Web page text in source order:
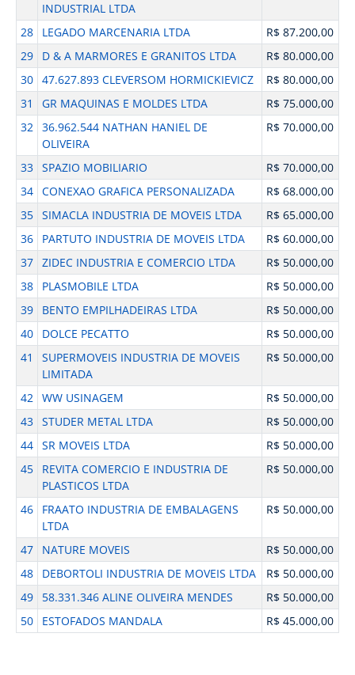
INDUSTRIAL LTDA
28 LEGADO MARCENARIA LTDA
R$ 87.200,00
29
D & A MARMORES E GRANITOS LTDA
R$ 80.000,00
30 47.627.893 CLEVERSOM HORMICKIEVICZ
R$ 80.000,00
31
GR MAQUINAS E MOLDES LTDA
R$ 75.000,00
32 36.962.544 NATHAN HANIEL DE
OLIVEIRA
R$ 70.000,00
33 SPAZIO MOBILIARIO
R$ 70.000,00
34 CONEXAO GRAFICA PERSONALIZADA
R$ 68.000,00
35 SIMACLA INDUSTRIA DE MOVEIS LTDA
R$ 65.000,00
36
PARTUTO INDUSTRIA DE MOVEIS LTDA
R$ 60.000,00
37 ZIDEC INDUSTRIA E COMERCIO LTDA
R$ 50.000,00
38
PLASMOBILE LTDA
R$ 50.000,00
39
BENTO EMPILHADEIRAS LTDA
R$ 50.000,00
40
DOLCE PECATTO
R$ 50.000,00
41
SUPERMOVEIS INDUSTRIA DE MOVEIS
LIMITADA
R$ 50.000,00
42 WW USINAGEM
R$ 50.000,00
43 STUDER METAL LTDA
R$ 50.000,00
44 SR MOVEIS LTDA
R$ 50.000,00
45
REVITA COMERCIO E INDUSTRIA DE
PLASTICOS LTDA
R$ 50.000,00
46
FRAATO INDUSTRIA DE EMBALAGENS
LTDA
R$ 50.000,00
47 NATURE MOVEIS
R$ 50.000,00
48
DEBORTOLI INDUSTRIA DE MOVEIS LTDA
R$ 50.000,00
49
58.331.346 ALINE OLIVEIRA MENDES
R$ 50.000,00
50
ESTOFADOS MANDALA R$ 45.000,00